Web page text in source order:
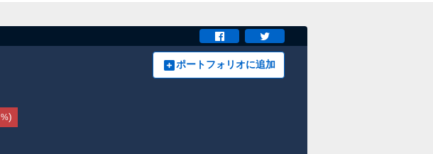
ポートフォリオに追加
%)